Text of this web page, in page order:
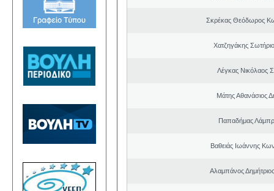
Σκρέκας Θεόδωρος
Χατζηγάκης
Λέγκας Νικόλαος
Μάτης Αθανάσιος
Παπαδήμας
Βαθειάς Ιωάννης
Αλαμπάνος